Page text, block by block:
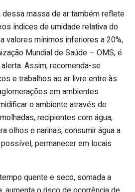
massa de ar também reflete
índices de umidade relativa do
valores mínimos inferiores a 20%,
Mundial de Saúde – OMS, é
Assim, recomenda-se
e trabalhos ao ar livre entre às
em ambientes
o ambiente através de
recipientes com água,
olhos e narinas, consumir água a
permanecer em locais
quente e seco, somada a